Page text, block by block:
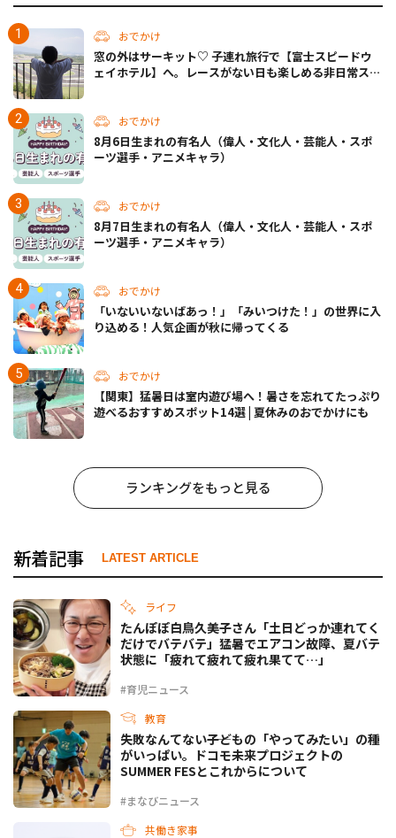
おでかけ
窓の外はサーキット♡ 子連れ旅行で【富士スピードウ
ェイホテル】へ。レースがない日も楽しめる非日常ステ
おでかけ
8月6日生まれの有名人（偉人・文化人・芸能人・スポ
ーツ選手・アニメキャラ）
おでかけ
8月7日生まれの有名人（偉人・文化人・芸能人・スポ
ーツ選手・アニメキャラ）
おでかけ
「いないいないばあっ！」「みいつけた！」の世界に入
り込める！人気企画が秋に帰ってくる
おでかけ
【関東】猛暑日は室内遊び場へ！暑さを忘れてたっぷり
遊べるおすすめスポット14選 | 夏休みのおでかけにも
ランキングをもっと見る
新着記事 LATEST ARTICLE
ライフ
#育児ニュース
たんぽぽ白鳥久美子さん「土日どっか連れてく
だけでバテバテ」猛暑でエアコン故障、夏バテ
状態に「疲れて疲れて疲れ果てて…」
教育
#まなびニュース
失敗なんてない――子どもの「やってみたい」の種
がいっぱい。ドコモ未来プロジェクトの
SUMMER FESとこれからについて
共働き家事